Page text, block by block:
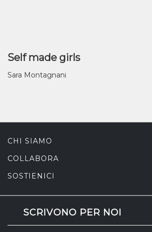
Self made girls
Sara Montagnani
CHI SIAMO
COLLABORA
SOSTIENICI
SCRIVONO PER NOI